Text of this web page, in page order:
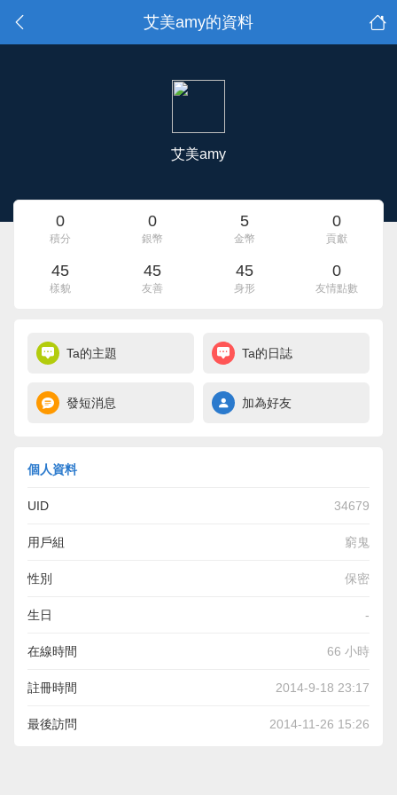
艾美amy的資料
艾美amy
0
積分
0
銀幣
5
金幣
0
貢獻
45
樣貌
45
友善
45
身形
0
友情點數
Ta的主題 Ta的日誌
發短消息 加為好友
個人資料
UID 34679
用戶組 窮鬼
性別 保密
生日 -
在線時間 66 小時
註冊時間 2014-9-18 23:17
最後訪問 2014-11-26 15:26